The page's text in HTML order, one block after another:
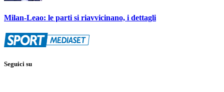
Milan-Leao: le parti si riavvicinano, i dettagli
Seguici su